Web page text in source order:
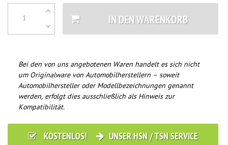
IN DEN WARENKORB
Bei den von uns angebotenen Waren handelt es sich nicht
um Originalware von Automobilherstellern – soweit
Automobilhersteller oder Modellbezeichnungen genannt
werden, erfolgt dies ausschließlich als Hinweis zur
Kompatibilität.
KOSTENLOS! UNSER HSN / TSN SERVICE